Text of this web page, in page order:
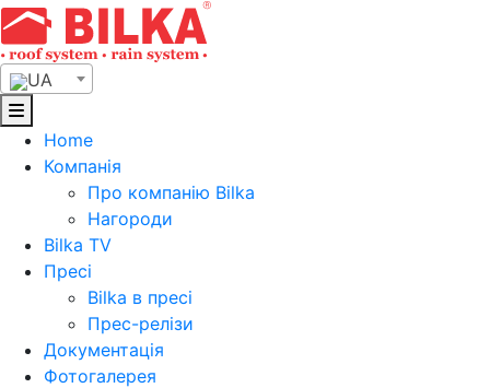
Skip
to
content
UA
Home
Компанія
Про компанію Bilka
Нагороди
Bilka TV
Пресі
Bilka в пресі
Прес-релізи
Документація
Фотогалерея